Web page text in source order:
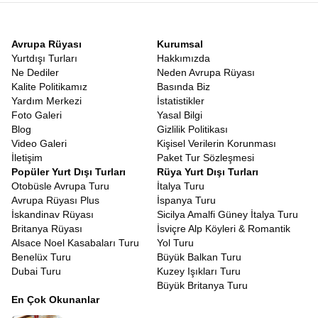
güneşi izlemek, kelimelerle tarif edilemeyecek kadar büyülü bir
andır. Taşlara oyulmuş apsara dansçılarının figürleri, devasa
surlar ve tapınağın yansıdığı nilüferli havuzlar, mistik bir atmosfer
yaratır. Sadece Angkor Wat değil, Büyük Şehir anlamına gelen
Angkor Thom da bizi bekliyor. Bayon Tapınağı’nın kulelerindeki
yüzlerce gülümseyen taş yüz, nereye giderseniz gidin sizi
izliyormuş hissi uyandırır.
Bir de Ta Prohm Tapınağı var ki, doğanın gücünü en net
göreceğiniz yerdir. Devasa ağaç köklerinin tapınak duvarlarını bir
ahtapot gibi sarmaladığı bu mekan, Tomb Raider filmiyle
ünlenmiş olsa da, aslında zamanın ve doğanın insan yapısı
üzerindeki zaferini simgeler. Kamboçya’daki bu tarihi yolculuk, sizi
medeniyetlerin yükselişi ve çöküşü üzerine derin düşüncelere
sevk edecek.
Vietnam Mekong Deltası ve Gece Pazarları Turu
Gündüzleri tapınakların ve doğanın huzurunu yaşarken, geceleri
ise şehirlerin bambaşka bir yüzüyle tanışacağız.
deneyimimizin en renkli parçalarından
biridir. İster Hanoi’nin dar sokaklarında, ister Siem Reap’in
hareketli caddelerinde olsun, kurulan gece pazarları, yerel
Avrupa Rüyası
Yurtdışı Turları
Ne Dediler
Kalite Politikamız
Yardım Merkezi
Foto Galeri
Blog
Video Galeri
İletişim
Kurumsal
Hakkımızda
Neden Avrupa Rüyası
Basında Biz
İstatistikler
Yasal Bilgi
Gizlilik Politikası
Kişisel Verilerin Korunması
Paket Tur Sözleşmesi
Popüler Yurt Dışı Turları
Otobüsle Avrupa Turu
Avrupa Rüyası Plus
İskandinav Rüyası
Britanya Rüyası
Alsace Noel Kasabaları Turu
Benelüx Turu
Dubai Turu
Rüya Yurt Dışı Turları
İtalya Turu
İspanya Turu
Sicilya Amalfi Güney İtalya Turu
İsviçre Alp Köyleri & Romantik
Yol Turu
Büyük Balkan Turu
Kuzey Işıkları Turu
Büyük Britanya Turu
En Çok Okunanlar